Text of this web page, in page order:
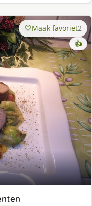
Maak favoriet2
👍